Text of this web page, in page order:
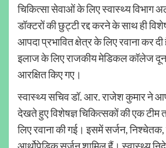
चिकित्सा सेवाओं के लिए स्वास्थ्य विभाग
डॉक्टरों की छुट्टी रद्द करने के साथ ही
आपदा प्रभावित क्षेत्र के लिए रवाना कर
इलाज के लिए राजकीय मेडिकल कॉलेज
आरक्षित किए गए।
स्वास्थ्य सचिव डॉ. आर. राजेश कुमार ने
देखते हुए विशेषज्ञ चिकित्सकों की एक टीम
लिए रवाना की गई। इसमें सर्जन,